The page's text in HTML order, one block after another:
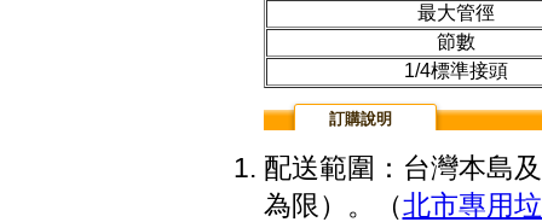
最大管徑
節數
1/4標準接頭
訂購說明
配送範圍：台灣本島
為限）。（北市專用